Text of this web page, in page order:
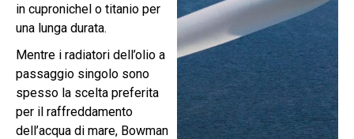
in cupronichel o titanio per
una lunga durata.
Mentre i radiatori dell’olio a
passaggio singolo sono
spesso la scelta preferita
per il raffreddamento
dell’acqua di mare, Bowman